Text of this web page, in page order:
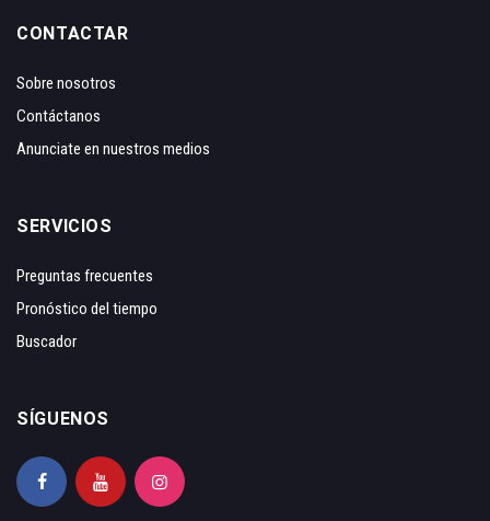
CONTACTAR
Sobre nosotros
Contáctanos
Anunciate en nuestros medios
SERVICIOS
Preguntas frecuentes
Pronóstico del tiempo
Buscador
SÍGUENOS